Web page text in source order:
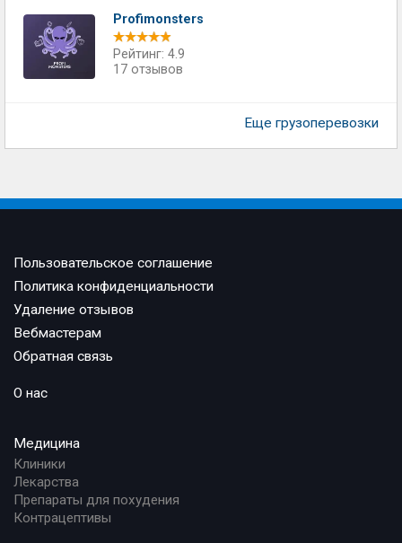
Profimonsters
Рейтинг: 4.9
17 отзывов
Еще грузоперевозки
Пользовательское соглашение
Политика конфиденциальности
Удаление отзывов
Вебмастерам
Обратная связь
О нас
Медицина
Клиники
Лекарства
Препараты для похудения
Контрацептивы